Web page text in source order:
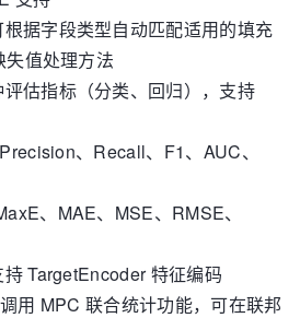
据字段类型自动匹配适用的填充
失值处理方法
估指标（分类、回归），支持
、Recall、F1、AUC、
、MAE、MSE、RMSE、
TargetEncoder 特征编码
用 MPC 联合统计功能，可在联邦